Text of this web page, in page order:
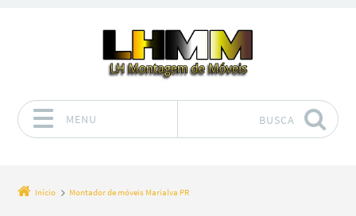
MENU BUSCA
Início Montador de móveis Marialva PR